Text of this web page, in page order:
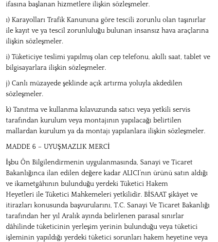
ifasına başlanan hizmetlere ilişkin sözleşmeler.
ı) Karayolları Trafik Kanununa göre tescili zorunlu olan taşınırlar
ile kayıt ve ya tescil zorunluluğu bulunan insansız hava araçlarına
ilişkin sözleşmeler.
i) Tüketiciye teslimi yapılmış olan cep telefonu, akıllı saat, tablet ve
bilgisayarlara ilişkin sözleşmeler.
j) Canlı müzayede şeklinde açık artırma yoluyla akdedilen
sözleşmeler.
k) Tanıtma ve kullanma kılavuzunda satıcı veya yetkili servis
tarafından kurulum veya montajının yapılacağı belirtilen
mallardan kurulum ya da montajı yapılanlara ilişkin sözleşmeler.
MADDE 6 – UYUŞMAZLIK MERCİ
İşbu Ön Bilgilendirmenin uygulanmasında, Sanayi ve Ticaret
Bakanlığınca ilan edilen değere kadar ALICI’nın ürünü satın aldığı
ve ikametgâhının bulunduğu yerdeki Tüketici Hakem
Heyetleri ile Tüketici Mahkemeleri yetkilidir. BİSAAT şikâyet ve
itirazları konusunda başvurularını, T.C. Sanayi Ve Ticaret Bakanlığı
tarafından her yıl Aralık ayında belirlenen parasal sınırlar
dâhilinde tüketicinin yerleşim yerinin bulunduğu veya tüketici
işleminin yapıldığı yerdeki tüketici sorunları hakem heyetine veya